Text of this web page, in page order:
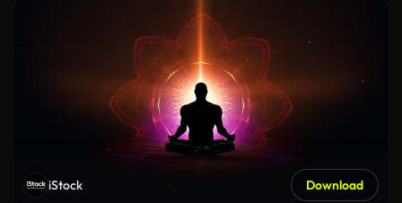
iStock Download